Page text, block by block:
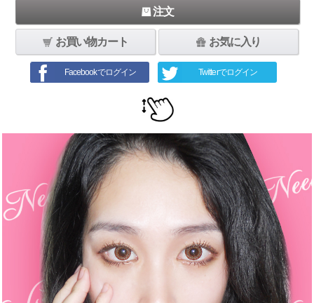
注文
お買い物カート お気に入り
Facebookでログイン Twitterでログイン